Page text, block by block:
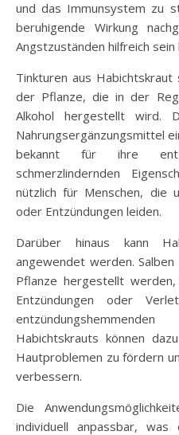
und das Immunsystem zu
beruhigende Wirkung
Angstzuständen hilfreich sein
Tinkturen aus
der Pflanze, die in der
Alkohol hergestellt wird.
Nahrungsergänzungsmittel
bekannt für ihre
schmerzlindernden
nützlich für Menschen, die
oder Entzündungen leiden.
Darüber hinaus kann
angewendet werden.
Pflanze hergestellt
Entzündungen oder
Habichtskrauts können
Hautproblemen zu fördern
verbessern.
Die
individuell anpassbar,